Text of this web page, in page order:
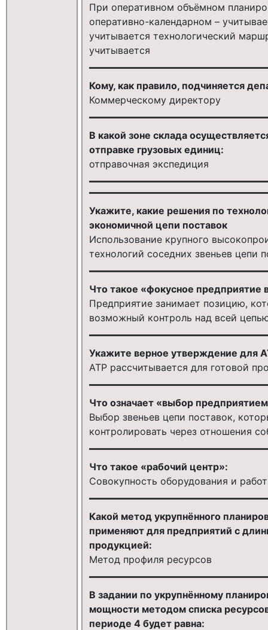
При оперативном объёмном
оперативно-календарном –
учитывается технологический
учитывается
Кому, как правило, подчиняется
Коммерческому директору
В какой зоне склада
отправке грузовых единиц:
отправочная экспедиция
Укажите, какие решения по
экономичной цепи поставок
Использование крупного
технологий соседних звеньев
Что такое «фокусное предприятие
Предприятие занимает позицию,
возможный контроль над всей
Укажите верное утверждение для
ATP рассчитывается для готовой
Что означает «выбор
Выбор звеньев цепи поставок,
контролировать через отношения
Что такое «рабочий центр»:
Совокупность оборудования и
Какой метод укрупнённого
применяют для предприятий с
продукцией:
Метод профиля ресурсов
В задании по укрупнённому
мощности методом списка
периоде 4 будет равна: